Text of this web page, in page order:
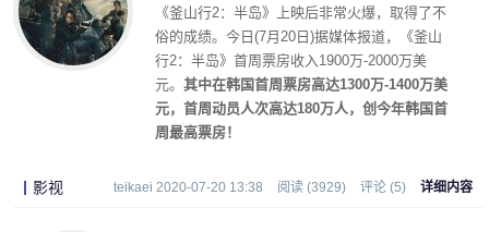
《釜山行2：半岛》上映后非常火爆，取得了不
俗的成绩。今日(7月20日)据媒体报道，《釜山
行2：半岛》首周票房收入1900万-2000万美
元。 其中在韩国首周票房高达1300万-1400万美
元，首周动员人次高达180万人，创今年韩国首
周最高票房！
影视 teikaei 2020-07-20 13:38 阅读 (3929) 评论 (5) 详细内容